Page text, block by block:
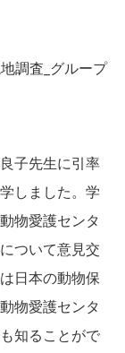
調査_グループ
子先生に引率
しました。学
物愛護センタ
ついて意見交
日本の動物保
物愛護センタ
知ることがで